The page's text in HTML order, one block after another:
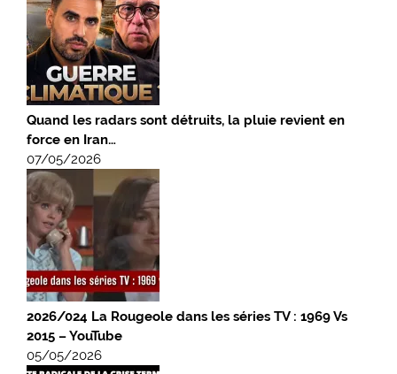
Quand les radars sont détruits, la pluie revient en
force en Iran…
07/05/2026
2026/024 La Rougeole dans les séries TV : 1969 Vs
2015 – YouTube
05/05/2026